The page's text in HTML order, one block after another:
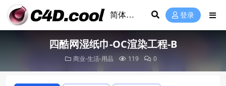
登录
四酷网湿纸巾-OC渲染工程-B
商业-生活-用品 119 0